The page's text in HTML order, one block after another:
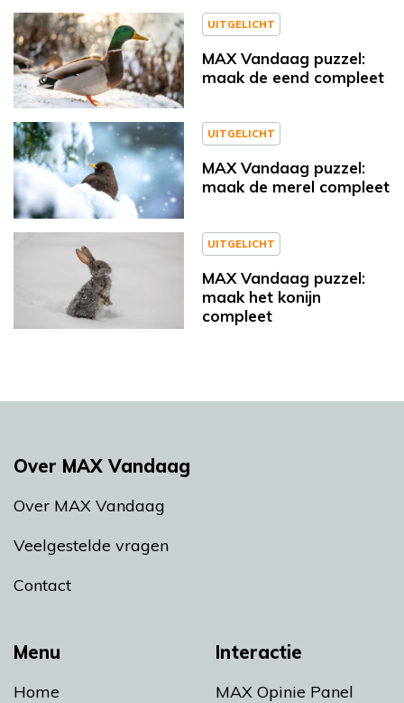
UITGELICHT
MAX Vandaag puzzel:
maak de eend compleet
UITGELICHT
MAX Vandaag puzzel:
maak de merel compleet
UITGELICHT
MAX Vandaag puzzel:
maak het konijn
compleet
Menu
Home
Interactie
MAX Opinie Panel
Over MAX Vandaag
Over MAX Vandaag
Veelgestelde vragen
Contact